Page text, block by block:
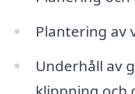
Plantering av
Underhåll av